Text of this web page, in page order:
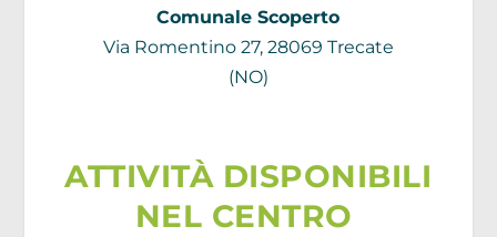
Comunale Scoperto
Via Romentino 27, 28069 Trecate
(NO)
ATTIVITÀ DISPONIBILI
NEL CENTRO